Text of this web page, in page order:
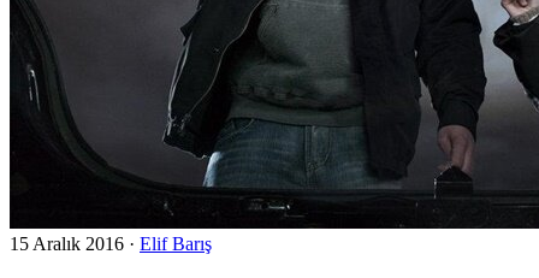
15 Aralık 2016 · Elif Barış